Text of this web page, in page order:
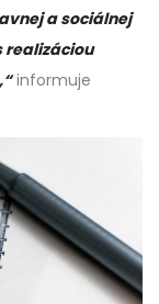
a sociálnej
informuje